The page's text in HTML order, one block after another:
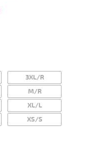
3XL/R
M/R
XL/L
XS/S